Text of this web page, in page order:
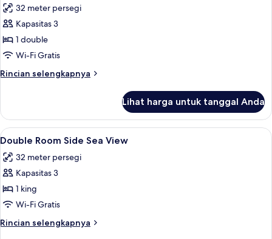
Side
Sea
foto
untuk
DOUBLE
ROOM
INLAND
VIEW
32 meter persegi
Kapasitas 3
1 double
Wi-Fi Gratis
Rincian selengkapnya
Rincian
DOUBLE
ROOM
INLAND
Lihat harga untuk tanggal Anda
Lihat
semua
foto
untuk
Double
Room
Side
Sea
5
Double Room Side Sea View
32 meter persegi
Kapasitas 3
1 king
Wi-Fi Gratis
Rincian selengkapnya
Rincian